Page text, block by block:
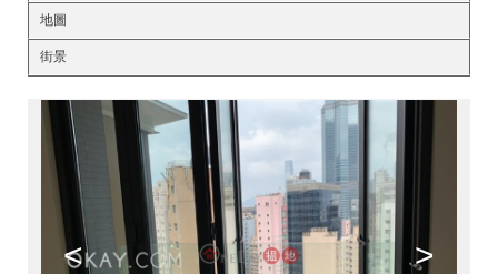
地圖
街景
< >